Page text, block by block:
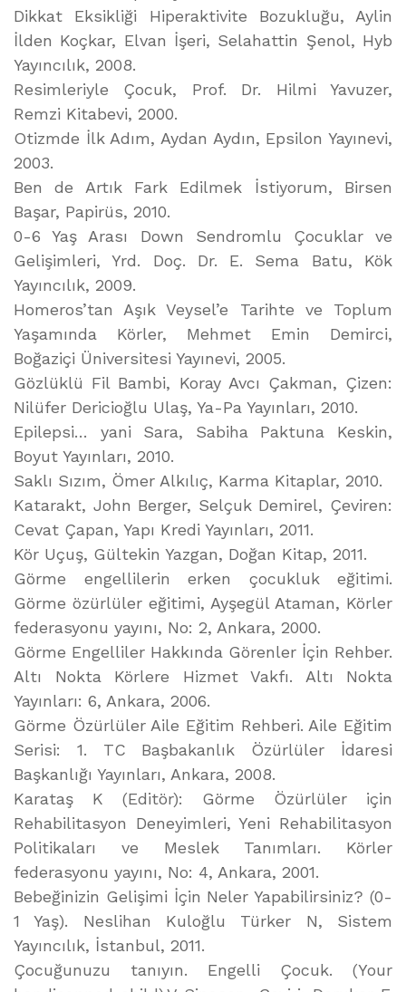
Dikkat Eksikliği Hiperaktivite Bozukluğu, Aylin
İlden Koçkar, Elvan İşeri, Selahattin Şenol, Hyb
Yayıncılık, 2008.
Resimleriyle Çocuk, Prof. Dr. Hilmi Yavuzer,
Remzi Kitabevi, 2000.
Otizmde İlk Adım, Aydan Aydın, Epsilon Yayınevi,
2003.
Ben de Artık Fark Edilmek İstiyorum, Birsen
Başar, Papirüs, 2010.
0-6 Yaş Arası Down Sendromlu Çocuklar ve
Gelişimleri, Yrd. Doç. Dr. E. Sema Batu, Kök
Yayıncılık, 2009.
Homeros’tan Aşık Veysel’e Tarihte ve Toplum
Yaşamında Körler, Mehmet Emin Demirci,
Boğaziçi Üniversitesi Yayınevi, 2005.
Gözlüklü Fil Bambi, Koray Avcı Çakman, Çizen:
Nilüfer Dericioğlu Ulaş, Ya-Pa Yayınları, 2010.
Epilepsi… yani Sara, Sabiha Paktuna Keskin,
Boyut Yayınları, 2010.
Saklı Sızım, Ömer Alkılıç, Karma Kitaplar, 2010.
Katarakt, John Berger, Selçuk Demirel, Çeviren:
Cevat Çapan, Yapı Kredi Yayınları, 2011.
Kör Uçuş, Gültekin Yazgan, Doğan Kitap, 2011.
Görme engellilerin erken çocukluk eğitimi.
Görme özürlüler eğitimi, Ayşegül Ataman, Körler
federasyonu yayını, No: 2, Ankara, 2000.
Görme Engelliler Hakkında Görenler İçin Rehber.
Altı Nokta Körlere Hizmet Vakfı. Altı Nokta
Yayınları: 6, Ankara, 2006.
Görme Özürlüler Aile Eğitim Rehberi. Aile Eğitim
Serisi: 1. TC Başbakanlık Özürlüler İdaresi
Başkanlığı Yayınları, Ankara, 2008.
Karataş K (Editör): Görme Özürlüler için
Rehabilitasyon Deneyimleri, Yeni Rehabilitasyon
Politikaları ve Meslek Tanımları. Körler
federasyonu yayını, No: 4, Ankara, 2001.
Bebeğinizin Gelişimi İçin Neler Yapabilirsiniz? (0-
1 Yaş). Neslihan Kuloğlu Türker N, Sistem
Yayıncılık, İstanbul, 2011.
Çocuğunuzu tanıyın. Engelli Çocuk. (Your